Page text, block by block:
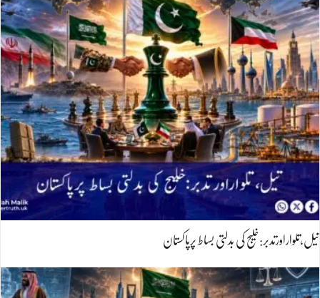
تیل،تلواراورتدبر:خلیج کی بدلتی بساط پرپاکستان